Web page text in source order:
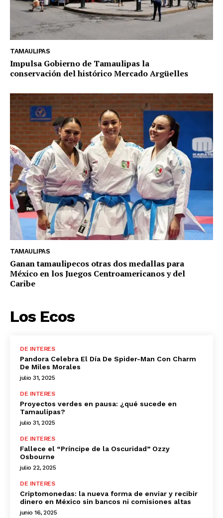
TAMAULIPAS
Impulsa Gobierno de Tamaulipas la
conservación del histórico Mercado Argüelles
TAMAULIPAS
Ganan tamaulipecos otras dos medallas para
México en los Juegos Centroamericanos y del
Caribe
Los Ecos
DE INTERES
Pandora Celebra El Día De Spider-Man Con Charm
De Miles Morales
julio 31, 2025
DE INTERES
Proyectos verdes en pausa: ¿qué sucede en
Tamaulipas?
julio 31, 2025
DE INTERES
Fallece el “Príncipe de la Oscuridad” Ozzy
Osbourne
julio 22, 2025
DE INTERES
Criptomonedas: la nueva forma de enviar y recibir
dinero en México sin bancos ni comisiones altas
junio 16, 2025